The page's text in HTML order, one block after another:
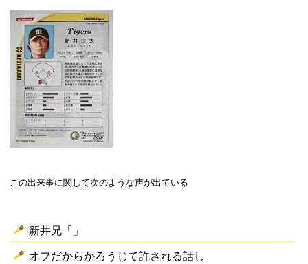
この出来事に関して次のような声が出ている
新井兄「」
オフだからかろうじて許される話し